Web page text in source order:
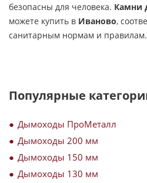
безопасны для человека. Камни
можете купить в Иваново,
санитарным нормам и правилам.
Популярные
Дымоходы ПроМеталл
Дымоходы 200 мм
Дымоходы 150 мм
Дымоходы 130 мм